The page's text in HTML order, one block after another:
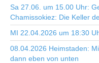
Sa 27.06. um 15.00 Uhr:
Chamissokiez: Die Keller
MI 22.04.2026 um 18:30
08.04.2026 Heimstaden:
dann eben von unten